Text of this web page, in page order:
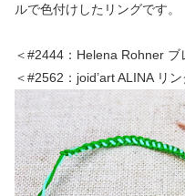
ルで色付けしたリングです。
＜#2444：Helena Rohner
＜#2562：joid’art ALINA リ